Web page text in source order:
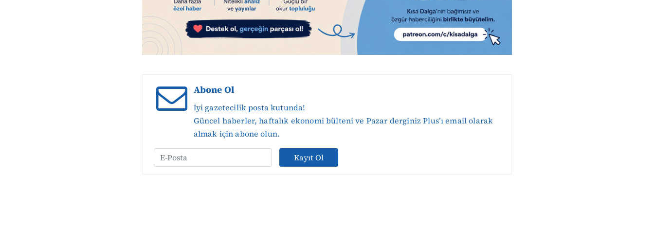
Abone Ol
İyi gazetecilik posta kutunda!
Güncel haberler, haftalık ekonomi bülteni ve Pazar derginiz Plus’ı email olarak
almak için abone olun.
Kayıt Ol